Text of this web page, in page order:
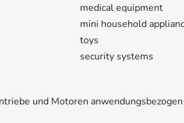
medical equipment
mini household
toys
security systems
und Motoren